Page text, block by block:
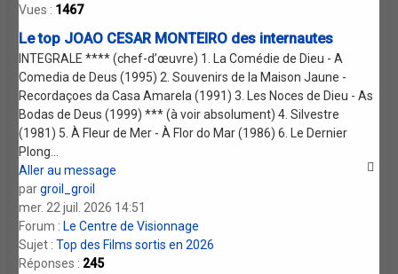
Vues : 1467
Le top JOAO CESAR MONTEIRO des internautes
INTEGRALE **** (chef-d’œuvre) 1. La Comédie de Dieu - A
Comedia de Deus (1995) 2. Souvenirs de la Maison Jaune -
Recordaçoes da Casa Amarela (1991) 3. Les Noces de Dieu - As
Bodas de Deus (1999) *** (à voir absolument) 4. Silvestre
(1981) 5. À Fleur de Mer - À Flor do Mar (1986) 6. Le Dernier
Plong...
Aller au message
pargroil_groil
mer. 22 juil. 2026 14:51
Forum : Le Centre de Visionnage
Sujet :Top des Films sortis en 2026
Réponses : 245